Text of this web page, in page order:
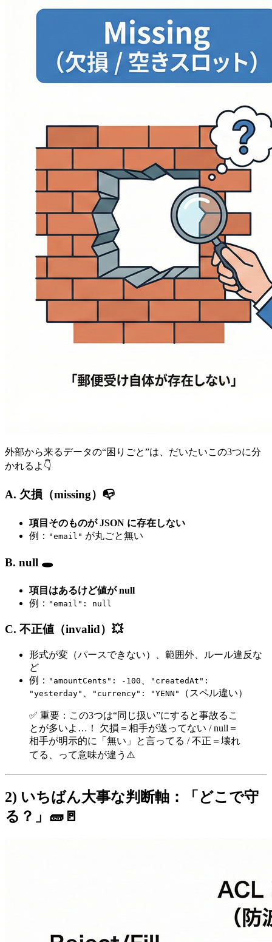
外部から来るデータの“困りごと”は、だいたいこの3つに分
かれるよ👇
A. 欠損（missing）📭
項目そのものが JSON に存在しない
例： "email" が丸ごと無い
B. null 🕳️
項目はあるけど値が null
例： "email": null
C. 不正値（invalid）💥
形式が変（パースできない）、範囲外、ルール違反な
ど
例： "amountCents": -100
"createdAt":
"yesterday"
"currency": "YENN" （スペル違い）
✅ 重要：この3つは“同じ扱い”にすると事故るこ
とが多いよ…！ 欠損＝相手が送ってない / null＝
相手が明示的に「無い」と言ってる / 不正＝壊れ
てる、って意味が違う⚠️
2) いちばん大事な判断軸：「どこで守
る？」🧱🚪